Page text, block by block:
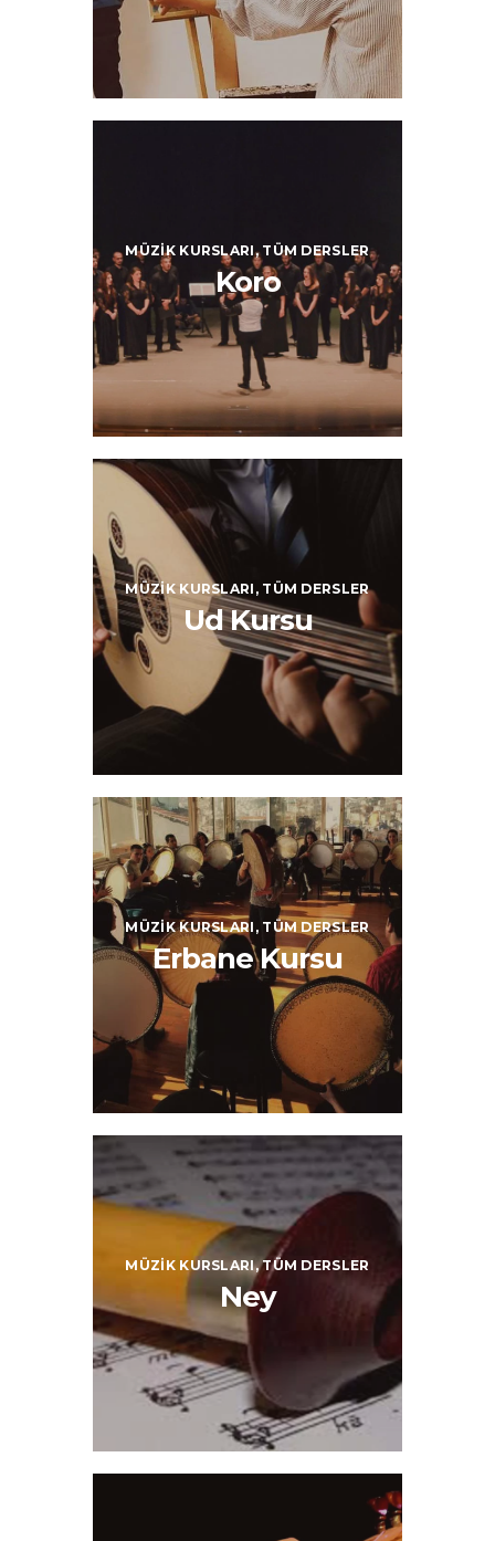
MÜZIK KURSLARI, TÜM DERSLER
Koro
MÜZIK KURSLARI, TÜM DERSLER
Ud Kursu
MÜZIK KURSLARI, TÜM DERSLER
Erbane Kursu
MÜZIK KURSLARI,TÜM DERSLER
Ney